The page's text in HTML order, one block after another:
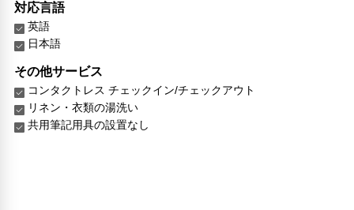
対応言語
英語
日本語
その他サービス
コンタクトレス チェックイン/チェックアウト
リネン・衣類の湯洗い
共用筆記用具の設置なし